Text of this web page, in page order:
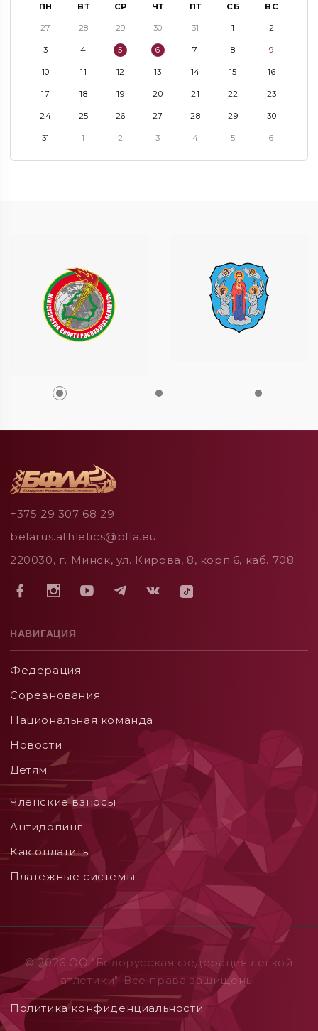
ПН ВТ СР ЧТ ПТ СБ ВС
27 28 29 30 31 1 2
3 4 5 6 7 8 9
10 11 12 13 14 15 16
17 18 19 20 21 22 23
24 25 26 27 28 29 30
31 1 2 3 4 5 6
+375 29 307 68 29
belarus.athletics@bfla.eu
220030, г. Минск, ул. Кирова, 8, корп.6, каб. 708.
НАВИГАЦИЯ
Федерация
Соревнования
Национальная команда
Новости
Детям
Членские взносы
Aнтидопинг
Как оплатить
Платежные системы
© 2026 ОO "Белорусская федерация легкой
атлетики". Все права защищены.
Политика конфиденциальности